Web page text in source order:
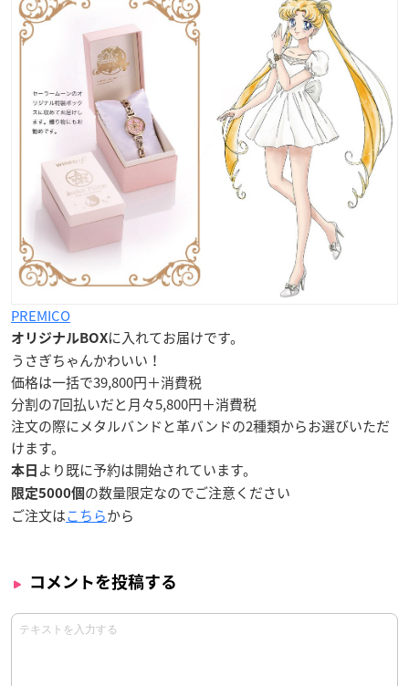
PREMICO
オリジナルBOXに入れてお届けです。
うさぎちゃんかわいい！
価格は一括で39,800円＋消費税
分割の7回払いだと月々5,800円＋消費税
注文の際にメタルバンドと革バンドの2種類からお選びいただ
けます。
本日 より既に予約は開始されています。
限定5000個 の数量限定なのでご注意ください
ご注文はこちらから
コメントを投稿する